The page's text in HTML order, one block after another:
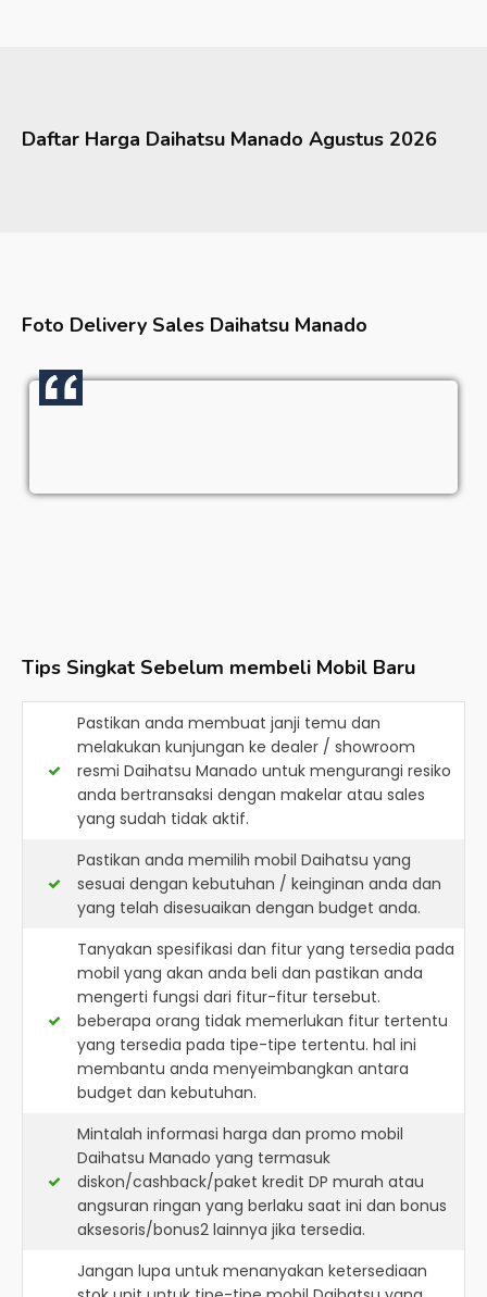
Daftar Harga Daihatsu Manado Agustus 2026
Foto Delivery Sales Daihatsu Manado
Tips Singkat Sebelum membeli Mobil Baru
Pastikan anda membuat janji temu dan
melakukan kunjungan ke dealer / showroom
resmi Daihatsu Manado untuk mengurangi resiko
anda bertransaksi dengan makelar atau sales
yang sudah tidak aktif.
Pastikan anda memilih mobil Daihatsu yang
sesuai dengan kebutuhan / keinginan anda dan
yang telah disesuaikan dengan budget anda.
Tanyakan spesifikasi dan fitur yang tersedia pada
mobil yang akan anda beli dan pastikan anda
mengerti fungsi dari fitur-fitur tersebut.
beberapa orang tidak memerlukan fitur tertentu
yang tersedia pada tipe-tipe tertentu. hal ini
membantu anda menyeimbangkan antara
budget dan kebutuhan.
Mintalah informasi harga dan promo mobil
Daihatsu Manado yang termasuk
diskon/cashback/paket kredit DP murah atau
angsuran ringan yang berlaku saat ini dan bonus
aksesoris/bonus2 lainnya jika tersedia.
Jangan lupa untuk menanyakan ketersediaan